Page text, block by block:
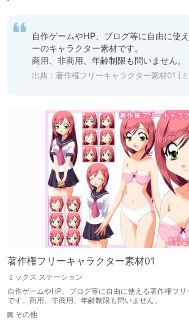
自作ゲームやHP、ブログ等に自由に使
ーのキャラクター素材です。
商用、非商用、年齢制限も問いません。
出典： 著作権フリーキャラクター素材01 [ミックス ステーシ
著作権フリーキャラクター素材01
ミックス ステーション
自作ゲームやHP、ブログ等に自由に使える著作権フ
です。商用、非商用、年齢制限も問いません。
その他